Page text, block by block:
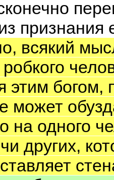
признания
всякий
этим богом,
может
на одного
других,